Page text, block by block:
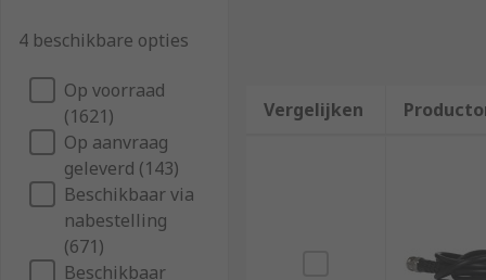
(S/PDIF), and distributing cable television signals.
recommend you read our bespoke
4 beschikbare opties
Op voorraad
(1621)
Op aanvraag
geleverd (143)
Beschikbaar via
nabestelling
(671)
Beschikbaar
Vergelijken